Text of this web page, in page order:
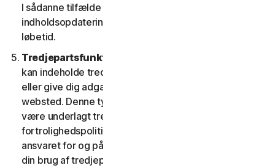
I sådanne tilfælde har du adgang til gældende
indholdsopdateringer til tjenesterne i tjenestens
løbetid.
Tredjepartsfunktioner eller -indhold.
kan indeholde tredjepartsfunktioner og -funktionalitet
eller give dig adgang til indhold på en tredjeparts
websted. Denne type funktioner eller indhold kan
være underlagt tredjeparters tjenestevilkår og
fortrolighedspolitikker. Du anerkender alene at have
ansvaret for og påtager dig enhver risiko, der følger af
din brug af tredjepartsressourcer.